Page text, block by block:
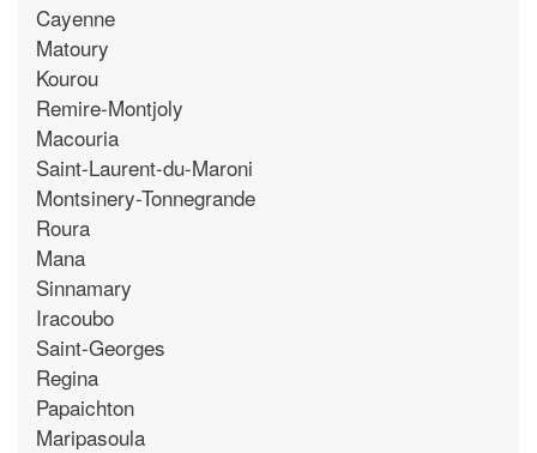
Cayenne
Matoury
Kourou
Remire-Montjoly
Macouria
Saint-Laurent-du-Maroni
Montsinery-Tonnegrande
Roura
Mana
Sinnamary
Iracoubo
Saint-Georges
Regina
Papaichton
Maripasoula